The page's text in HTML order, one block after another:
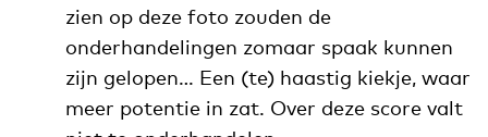
zien op deze foto zouden de
onderhandelingen zomaar spaak kunnen
zijn gelopen… Een (te) haastig kiekje, waar
meer potentie in zat. Over deze score valt